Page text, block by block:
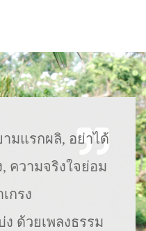
มแรกผลิ, อย่าได้
ความจริงใจย่อม
กรง
ด้วยเพลงธรรม